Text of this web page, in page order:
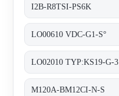
I2B-R8TSI-PS6K
LO00610 VDC-G1-S°
LO02010 TYP:KS19-G-3
M120A-BM12CI-N-S